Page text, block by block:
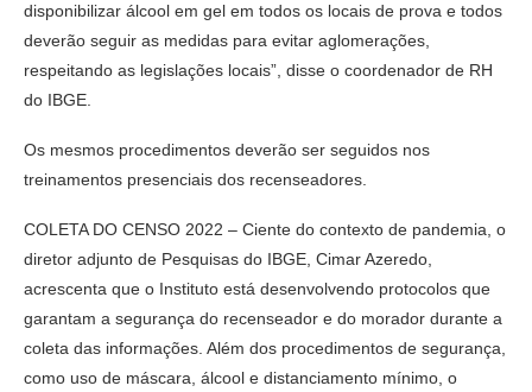
disponibilizar álcool em gel em todos os locais de prova e todos
deverão seguir as medidas para evitar aglomerações,
respeitando as legislações locais”, disse o coordenador de RH
do IBGE.
Os mesmos procedimentos deverão ser seguidos nos
treinamentos presenciais dos recenseadores.
COLETA DO CENSO 2022 – Ciente do contexto de pandemia, o
diretor adjunto de Pesquisas do IBGE, Cimar Azeredo,
acrescenta que o Instituto está desenvolvendo protocolos que
garantam a segurança do recenseador e do morador durante a
coleta das informações. Além dos procedimentos de segurança,
como uso de máscara, álcool e distanciamento mínimo, o